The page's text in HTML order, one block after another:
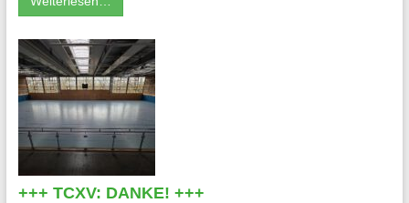
+++ TCXV: DANKE! +++